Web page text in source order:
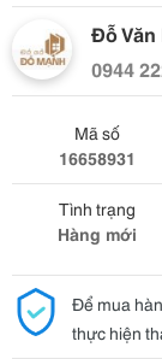
Đỗ Văn
0944
Mã số
16658931
Tình trạng
Hàng mới
Để mua
thực hiện